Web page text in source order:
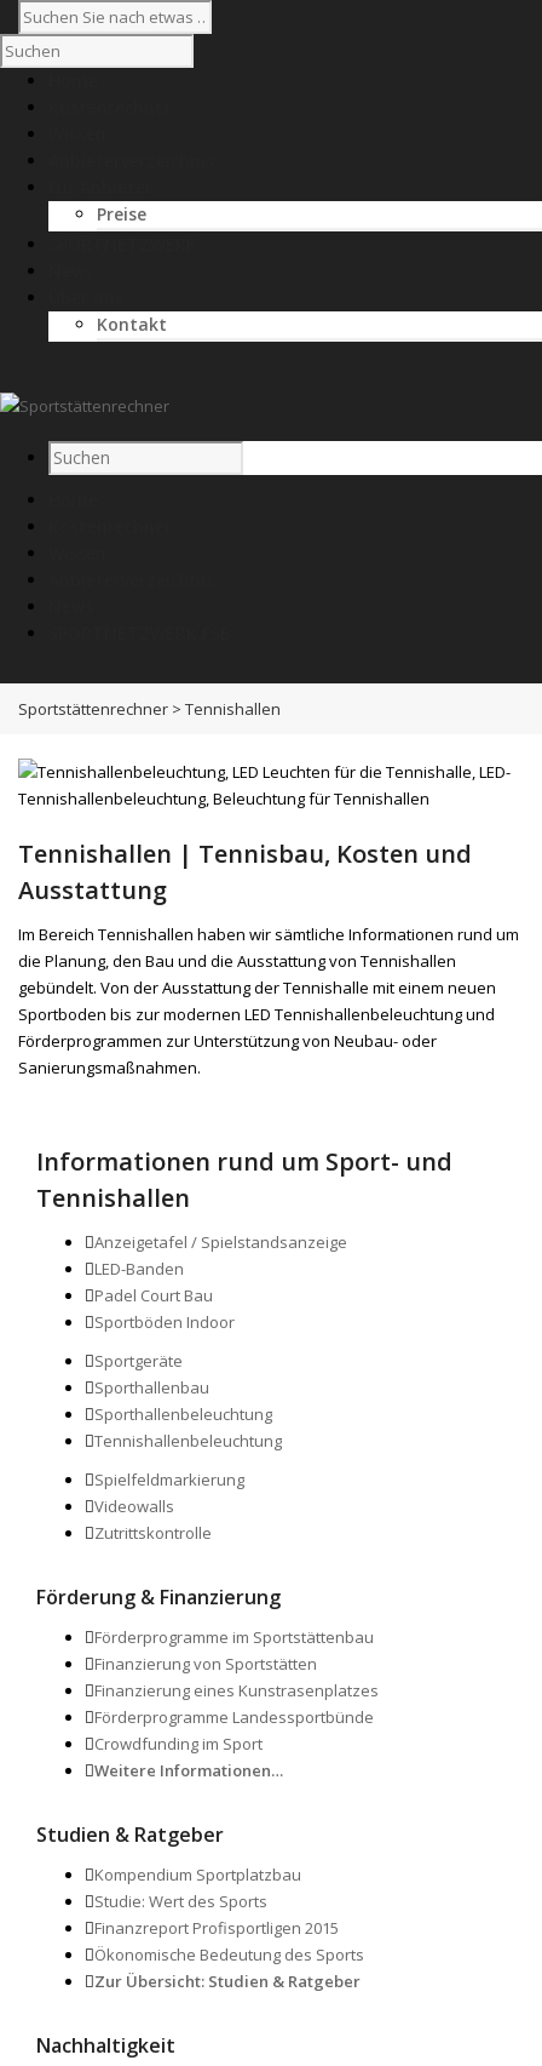
Preise
Kontakt
Sportstättenrechner > Tennishallen
Tennishallen | Tennisbau, Kosten und
Ausstattung
Im Bereich Tennishallen haben wir sämtliche Informationen rund um
die Planung, den Bau und die Ausstattung von Tennishallen
gebündelt. Von der Ausstattung der Tennishalle mit einem neuen
Sportboden bis zur modernen LED Tennishallenbeleuchtung und
Förderprogrammen zur Unterstützung von Neubau- oder
Sanierungsmaßnahmen.
Informationen rund um Sport- und
Tennishallen
Anzeigetafel / Spielstandsanzeige
LED-Banden
Padel Court Bau
Sportböden Indoor
Sportgeräte
Sporthallenbau
Sporthallenbeleuchtung
Tennishallenbeleuchtung
Spielfeldmarkierung
Videowalls
Zutrittskontrolle
Förderung & Finanzierung
Förderprogramme im Sportstättenbau
Finanzierung von Sportstätten
Finanzierung eines Kunstrasenplatzes
Förderprogramme Landessportbünde
Crowdfunding im Sport
Weitere Informationen…
Studien & Ratgeber
Kompendium Sportplatzbau
Studie: Wert des Sports
Finanzreport Profisportligen 2015
Ökonomische Bedeutung des Sports
Zur Übersicht: Studien & Ratgeber
Nachhaltigkeit